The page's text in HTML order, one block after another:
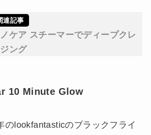
ケア スチーマーでディープクレ
ング
10 Minute Glow
のlookfantasticのブラックフライ